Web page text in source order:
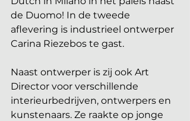
de Duomo! In de tweede
aflevering is industrieel ontwerper
Carina Riezebos te gast.
Naast ontwerper is zij ook Art
Director voor verschillende
interieurbedrijven, ontwerpers en
kunstenaars. Ze raakte op jonge